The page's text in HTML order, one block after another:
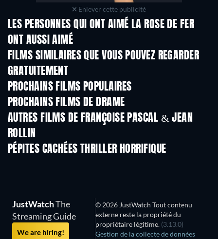
Enlever cette publicité
LES PERSONNES QUI ONT AIMÉ LA ROSE DE FER
ONT AUSSI AIMÉ
FILMS SIMILAIRES QUE VOUS POUVEZ REGARDER
GRATUITEMENT
PROCHAINS FILMS POPULAIRES
PROCHAINS FILMS DE DRAME
AUTRES FILMS DE FRANÇOISE PASCAL & JEAN
ROLLIN
PÉPITES CACHÉES THRILLER HORRIFIQUE
JustWatchThe
Streaming Guide
We are hiring!
© 2026 JustWatch Tout contenu
externe reste la propriété du
propriétaire légitime. (3.13.0)
Gestion de la collecte de données